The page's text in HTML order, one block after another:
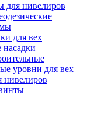
для нивелиров
для вех
уровни для вех
нивелиров